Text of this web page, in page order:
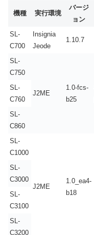
機種 実行環境
バージ
ョン
SL-
C700
Insignia
Jeode
1.10.7
SL-
C750
J2ME
1.0-fcs-
b25
SL-
C760
SL-
C860
SL-
C1000
J2ME
1.0_ea4-
b18
SL-
C3000
SL-
C3100
SL-
C3200